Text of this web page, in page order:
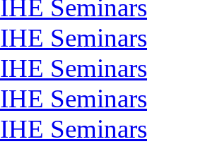
IHE Seminars
IHE Seminars
IHE Seminars
IHE Seminars
IHE Seminars